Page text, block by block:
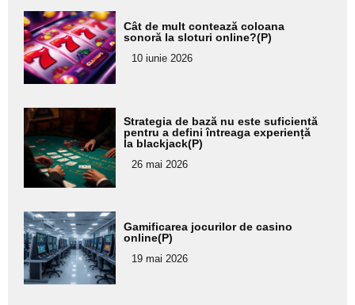
Adaugă
aici textul
pentru
subtitlu
Cât de mult contează coloana
sonoră la sloturi online?(P)
10 iunie 2026
Adaugă
aici textul
pentru
subtitlu
Strategia de bază nu este suficientă
pentru a defini întreaga experiență
la blackjack(P)
26 mai 2026
Adaugă
aici textul
pentru
subtitlu
Gamificarea jocurilor de casino
online(P)
19 mai 2026